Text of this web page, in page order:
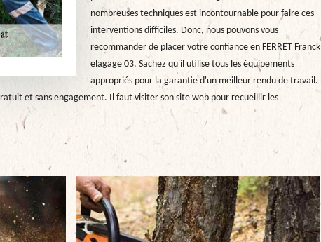
nombreuses techniques est incontournable pour faire ces
interventions difficiles. Donc, nous pouvons vous
recommander de placer votre confiance en FERRET Franck
elagage 03. Sachez qu'il utilise tous les équipements
appropriés pour la garantie d'un meilleur rendu de travail.
et sans engagement. Il faut visiter son site web pour recueillir les